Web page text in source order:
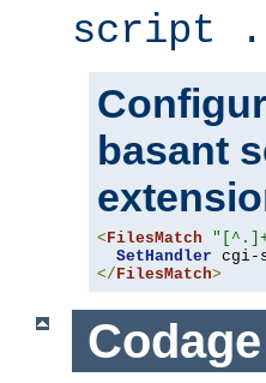
script
basant
< FilesMatch
SetHandler
</ FilesMatch>